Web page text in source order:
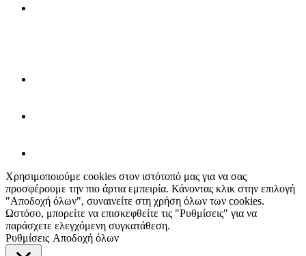
Χρησιμοποιούμε cookies στον ιστότοπό μας για να σας
προσφέρουμε την πιο άρτια εμπειρία. Κάνοντας κλικ στην επιλογή
"Αποδοχή όλων", συναινείτε στη χρήση όλων των cookies.
Ωστόσο, μπορείτε να επισκεφθείτε τις "Ρυθμίσεις" για να
παράσχετε ελεγχόμενη συγκατάθεση.
Ρυθμίσεις Αποδοχή όλων